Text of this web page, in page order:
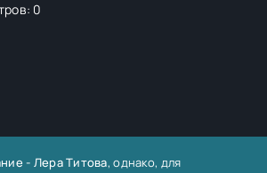
0
- Лера Титова, однако, для